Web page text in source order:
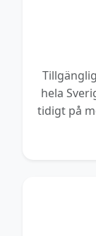
hela
tidigt på